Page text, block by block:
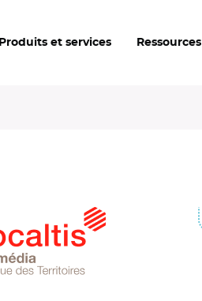
Produits et services Ressources